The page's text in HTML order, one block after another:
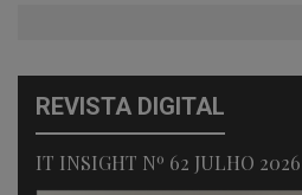
REVISTA DIGITAL
IT INSIGHT Nº 62 JULHO 2026